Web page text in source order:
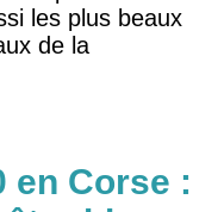
les plus beaux
de la
en Corse :